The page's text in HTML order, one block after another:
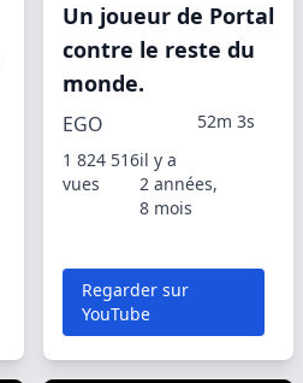
Un joueur de Portal
contre le reste du
monde.
EGO
52m 3s
1 824 516
vues
il y a
2 années,
8 mois
Regarder sur
YouTube